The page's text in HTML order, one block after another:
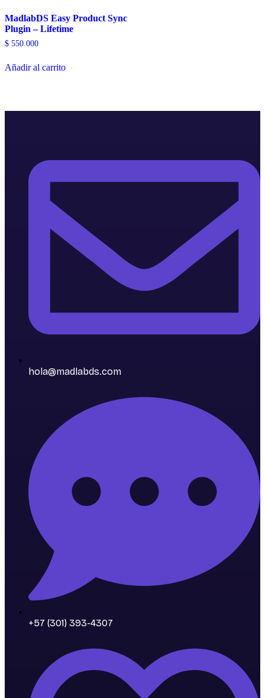
MadlabDS Easy Product Sync
Plugin – Lifetime
$ 550.000
Añadir al carrito
hola@madlabds.com
+57 (301) 393-4307